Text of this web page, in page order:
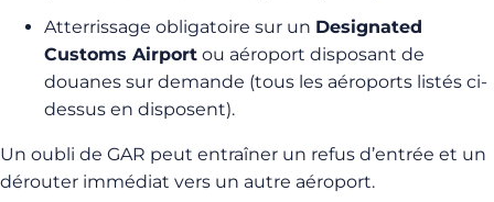
Atterrissage obligatoire sur un Designated
Customs Airport ou aéroport disposant de
douanes sur demande (tous les aéroports listés ci-
dessus en disposent).
Un oubli de GAR peut entraîner un refus d’entrée et un
dérouter immédiat vers un autre aéroport.